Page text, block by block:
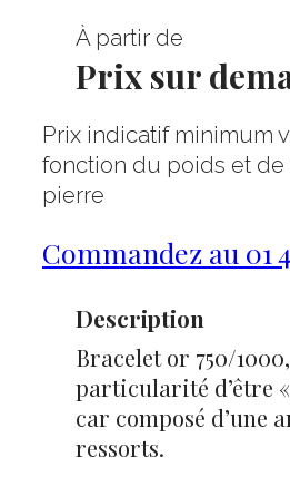
À partir de
Prix sur
Prix indicatif minimum
fonction du poids et
pierre
Commandez au 01
Description
Bracelet or 750/
particularité d’être
car composé d’une
ressorts.